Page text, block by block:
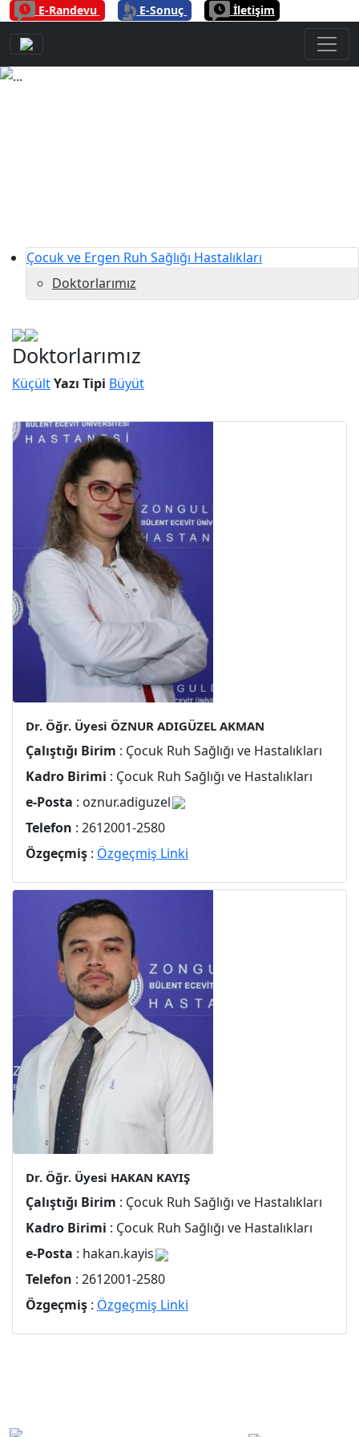
E-Randevu E-Sonuç İletişim
Çocuk ve Ergen Ruh Sağlığı Hastalıkları
Doktorlarımız
Doktorlarımız
KüçültYazı Tipi Büyüt
Dr. Öğr. Üyesi ÖZNUR ADIGÜZEL AKMAN
Çalıştığı Birim : Çocuk Ruh Sağlığı ve Hastalıkları
Kadro Birimi : Çocuk Ruh Sağlığı ve Hastalıkları
e-Posta : oznur.adiguzel
Telefon : 2612001-2580
Özgeçmiş : Özgeçmiş Linki
Dr. Öğr. Üyesi HAKAN KAYIŞ
Çalıştığı Birim : Çocuk Ruh Sağlığı ve Hastalıkları
Kadro Birimi : Çocuk Ruh Sağlığı ve Hastalıkları
e-Posta : hakan.kayis
Telefon : 2612001-2580
Özgeçmiş : Özgeçmiş Linki